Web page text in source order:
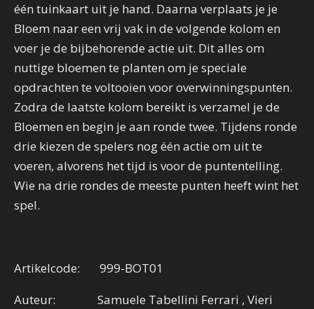
één tuinkaart uit je hand. Daarna verplaats je je
Bloem naar een vrij vak in de volgende kolom en
voer je de bijbehorende actie uit. Dit alles om
nuttige bloemen te planten om je speciale
opdrachten te voltooien voor overwinningspunten.
Zodra de laatste kolom bereikt is verzamel je de
Bloemen en begin je aan ronde twee. Tijdens ronde
drie kiezen de spelers nog één actie om uit te
voeren, alvorens het tijd is voor de puntentelling.
Wie na drie rondes de meeste punten heeft wint het
spel.
Artikelcode: 999-BOT01
Auteur: Samuele Tabellini Ferrari , Vieri